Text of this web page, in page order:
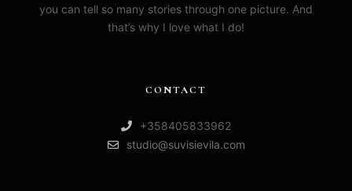
you can tell so many stories through one picture. And
that’s why I love what I do!
CONTACT
+358405833962
studio@suvisievila.com